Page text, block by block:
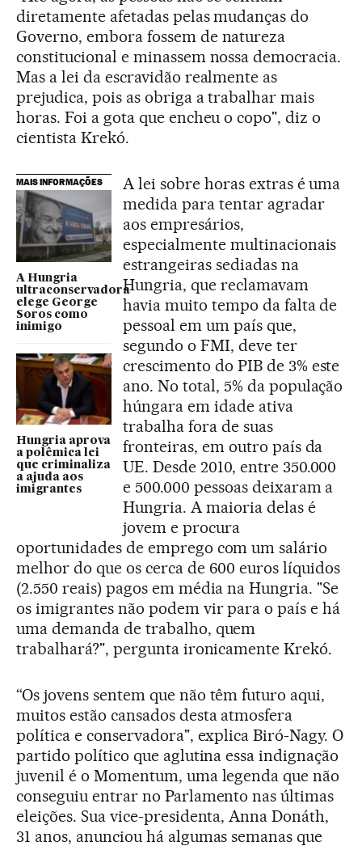
diretamente afetadas pelas mudanças do
Governo, embora fossem de natureza
constitucional e minassem nossa democracia.
Mas a lei da escravidão realmente as
prejudica, pois as obriga a trabalhar mais
horas. Foi a gota que encheu o copo", diz o
cientista Krekó.
MAIS INFORMAÇÕES
A Hungria
ultraconservadora
elege George
Soros como
inimigo
Hungria aprova
a polêmica lei
que criminaliza
a ajuda aos
imigrantes
A lei sobre horas extras é uma
medida para tentar agradar
aos empresários,
especialmente multinacionais
estrangeiras sediadas na
Hungria, que reclamavam
havia muito tempo da falta de
pessoal em um país que,
segundo o FMI, deve ter
crescimento do PIB de 3% este
ano. No total, 5% da população
húngara em idade ativa
trabalha fora de suas
fronteiras, em outro país da
UE. Desde 2010, entre 350.000
e 500.000 pessoas deixaram a
Hungria. A maioria delas é
jovem e procura
oportunidades de emprego com um salário
melhor do que os cerca de 600 euros líquidos
(2.550 reais) pagos em média na Hungria. "Se
os imigrantes não podem vir para o país e há
uma demanda de trabalho, quem
trabalhará?", pergunta ironicamente Krekó.
“Os jovens sentem que não têm futuro aqui,
muitos estão cansados desta atmosfera
política e conservadora", explica Biró-Nagy. O
partido político que aglutina essa indignação
juvenil é o Momentum, uma legenda que não
conseguiu entrar no Parlamento nas últimas
eleições. Sua vice-presidenta, Anna Donáth,
31 anos, anunciou há algumas semanas que